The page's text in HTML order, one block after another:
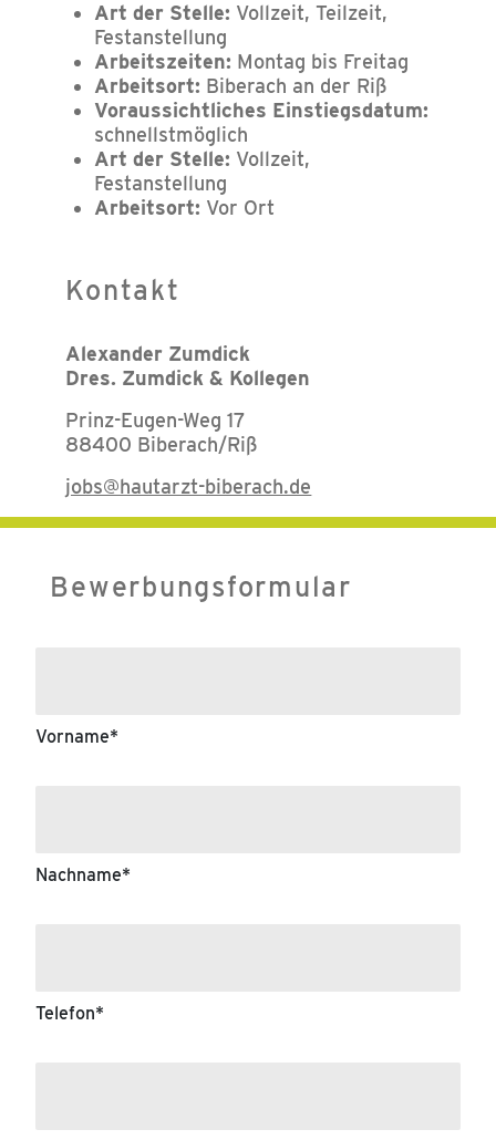
Art der Stelle: Vollzeit, Teilzeit,
Festanstellung
Arbeitszeiten: Montag bis Freitag
Arbeitsort: Biberach an der Riß
Voraussichtliches Einstiegsdatum:
schnellstmöglich
Art der Stelle: Vollzeit,
Festanstellung
Arbeitsort: Vor Ort
Kontakt
Alexander Zumdick
Dres. Zumdick & Kollegen
Prinz-Eugen-Weg 17
88400 Biberach/Riß
jobs@hautarzt-biberach.de
Bewerbungsformular
Vorname*
Nachname*
Telefon*